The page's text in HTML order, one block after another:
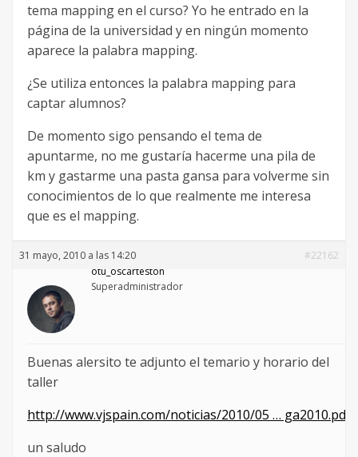
tema mapping en el curso? Yo he entrado en la
página de la universidad y en ningún momento
aparece la palabra mapping.
¿Se utiliza entonces la palabra mapping para
captar alumnos?
De momento sigo pensando el tema de
apuntarme, no me gustaría hacerme una pila de
km y gastarme una pasta gansa para volverme sin
conocimientos de lo que realmente me interesa
que es el mapping.
31 mayo, 2010 a las 14:20
#22162
otu_oscarteston
Superadministrador
Buenas alersito te adjunto el temario y horario del
taller
http://www.vjspain.com/noticias/2010/05 … ga2010.pdf
un saludo